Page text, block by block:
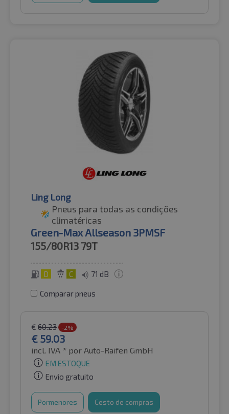
Ling Long
Pneus para todas as condições
climatéricas
Green-Max Allseason 3PMSF
155/80R13 79T
D C 71 dB
Comparar pneus
€ 60.23 -2%
€ 59.03
incl. IVA * por Auto-Raifen GmbH
EM ESTOQUE
Envio gratuito
Pormenores Cesto de compras